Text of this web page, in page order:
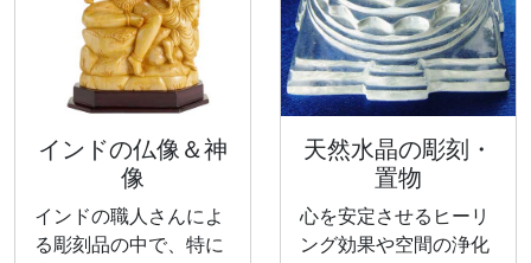
インドの仏像＆神
像
インドの職人さんによ
る彫刻品の中で、特に
天然水晶の彫刻・
置物
心を安定させるヒーリ
ング効果や空間の浄化